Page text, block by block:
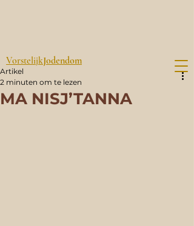
VorstelijkJodendom
MA NISJ’TANNA
Artikel
2 minuten om te lezen